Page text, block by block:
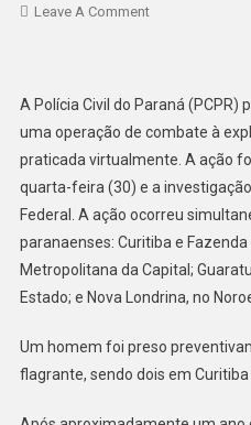
Leave A CommentOn
PESSOAS
EM
OPERAÇÃO
CONTRA
EXPLORAÇÃO
SEXUAL
NO
A Polícia Civil do Paraná
uma operação de combate à
praticada virtualmente. A ação
quarta-feira (30) e a
Federal. A ação ocorreu
paranaenses: Curitiba e Fazenda
Metropolitana da Capital;
Estado; e Nova Londrina, no
Um homem foi preso
flagrante, sendo dois em Curitiba